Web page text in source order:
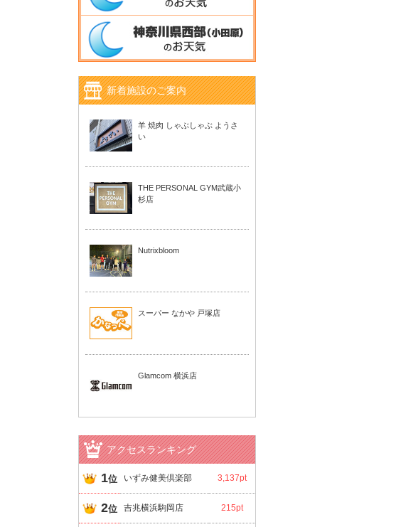
新着施設のご案内
羊 焼肉 しゃぶしゃぶ ようさ
い
THE PERSONAL GYM武蔵小
杉店
Nutrixbloom
スーパー なかや 戸塚店
Glamcom 横浜店
アクセスランキング
1位 いずみ健美倶楽部 3,137pt
2位 吉兆横浜駒岡店 215pt